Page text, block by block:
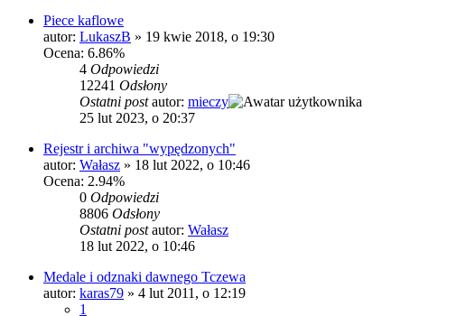
Piece kaflowe
autor: LukaszB » 19 kwie 2018, o 19:30
Ocena: 6.86%
4 Odpowiedzi
12241 Odsłony
Ostatni postautor: mieczy
25 lut 2023, o 20:37
Rejestr i archiwa "wypędzonych"
autor: Wałasz » 18 lut 2022, o 10:46
Ocena: 2.94%
0 Odpowiedzi
8806 Odsłony
Ostatni postautor: Wałasz
18 lut 2022, o 10:46
Medale i odznaki dawnego Tczewa
autor: karas79 » 4 lut 2011, o 12:19
1